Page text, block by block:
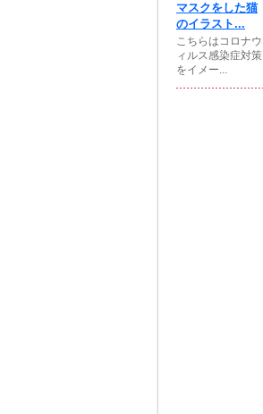
マスクをした猫
のイラスト...
こちらはコロナウ
ィルス感染症対策
をイメー...